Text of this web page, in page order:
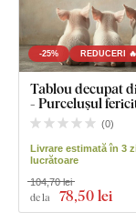
-25% REDUCERI 🔥
Tablou decupat
- Purcelușul
(0)
Livrare estimată în 3
lucrătoare
de la 78,50 lei
104,70 lei